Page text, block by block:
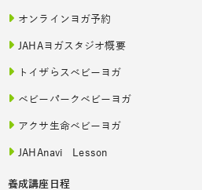
オンラインヨガ予約
JAHAヨガスタジオ概要
トイザらスベビーヨガ
ベビーパークベビーヨガ
アクサ生命ベビーヨガ
JAHAnavi Lesson
養成講座日程